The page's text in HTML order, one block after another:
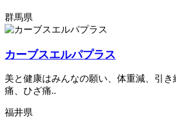
群馬県
カーブスエルパプラス
美と健康はみんなの願い、体重減、引
痛、ひざ痛..
福井県